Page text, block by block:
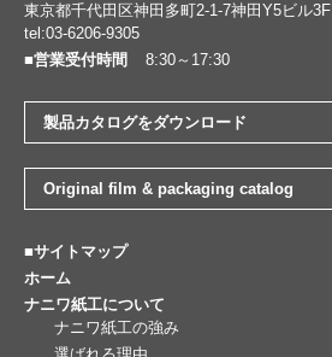
東京都千代田区神田多町2-1-7神田Y5ビル3F
tel:03-6206-9305
■営業受付時間
8:30～17:30
製品カタログをダウンロード
Original film & packaging catalog
■サイトマップ
ホーム
ナニワ紙工について
ナニワ紙工の強み